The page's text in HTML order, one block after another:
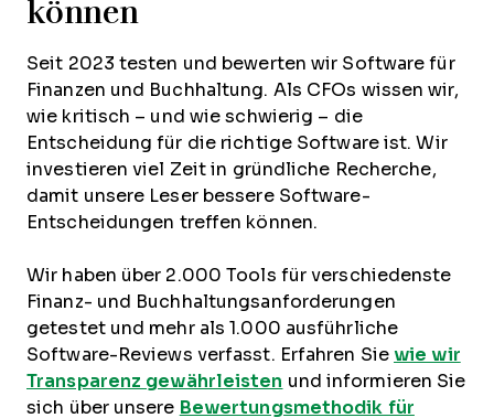
können
Seit 2023 testen und bewerten wir Software für
Finanzen und Buchhaltung. Als CFOs wissen wir,
wie kritisch – und wie schwierig – die
Entscheidung für die richtige Software ist. Wir
investieren viel Zeit in gründliche Recherche,
damit unsere Leser bessere Software-
Entscheidungen treffen können.
Wir haben über 2.000 Tools für verschiedenste
Finanz- und Buchhaltungsanforderungen
getestet und mehr als 1.000 ausführliche
Software-Reviews verfasst. Erfahren Sie wie wir
Transparenz gewährleisten und informieren Sie
sich über unsere Bewertungsmethodik für